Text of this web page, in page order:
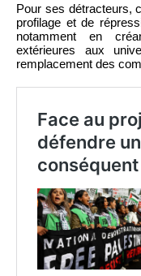
Pour ses détracteurs,
profilage et de
notamment en
extérieures aux
remplacement des